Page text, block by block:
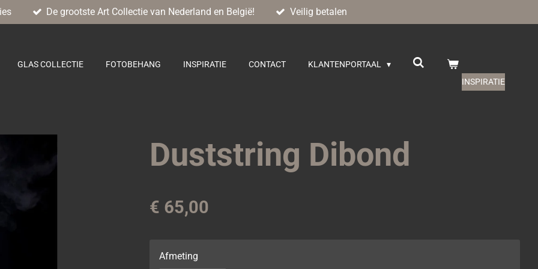
De grootste Art Collectie van Nederland en België! Veilig betalen
GLAS COLLECTIE FOTOBEHANG INSPIRATIE CONTACT
KLANTENPORTAAL
INSPIRATIE
Duststring Dibond
€ 65,00
Afmeting